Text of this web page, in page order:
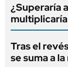
¿Superaría
Tras el
se suma a